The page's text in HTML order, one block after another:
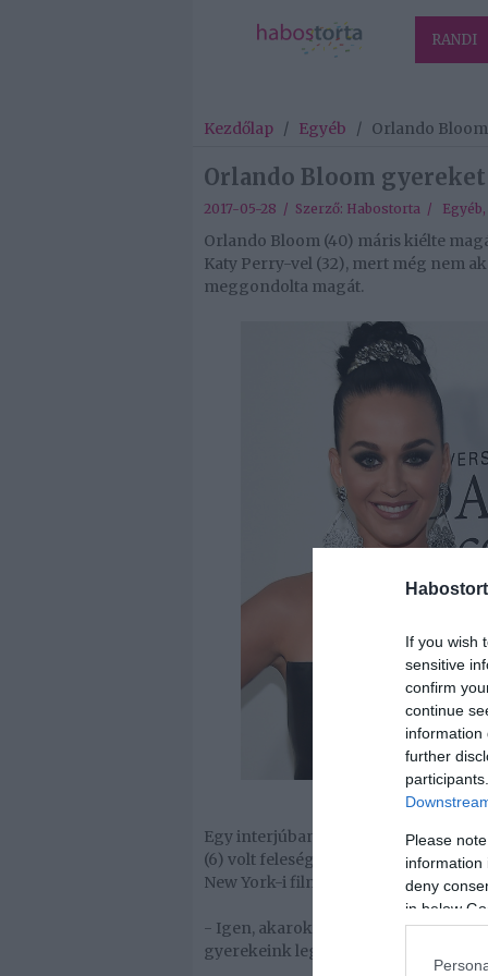
If you wish
sensitive
confirm
continue
information
further
Please
information
deny
in below
RANDI
Kezdőlap / Egyéb / Orlando
Orlando Bloom
2017-05-28 / Szerző: Habostorta / Egyéb,
Orlando Bloom (40) máris kiélte
Katy Perry-vel (32), mert még nem
meggondolta magát.
Egy interjúban árulta el, hogy több
(6) volt feleségétől, Miranda Kerrtől
New York-i filmpremieren, hogy
- Igen, akarok. Találsz nekem
gyerekeink legyenek? -kérdezett